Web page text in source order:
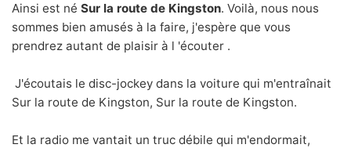
Ainsi est né Sur la route de Kingston. Voilà, nous nous
sommes bien amusés à la faire, j'espère que vous
prendrez autant de plaisir à l 'écouter .
J'écoutais le disc-jockey dans la voiture qui m'entraînait
Sur la route de Kingston, Sur la route de Kingston.
Et la radio me vantait un truc débile qui m'endormait,